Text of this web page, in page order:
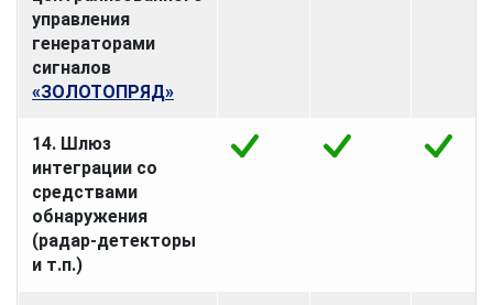
управления
генераторами
сигналов
«ЗОЛОТОПРЯД»
14. Шлюз
интеграции со
средствами
обнаружения
(радар-детекторы
и т.п.)